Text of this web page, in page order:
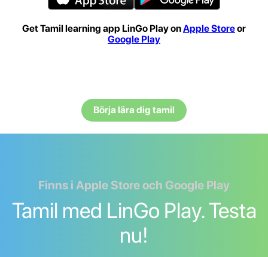
Get Tamil learning app LinGo Play onApple Storeor
Google Play
Börja lära dig tamil
Finns i Apple Store och Google Play
Tamil med LinGo Play. Testa
nu!